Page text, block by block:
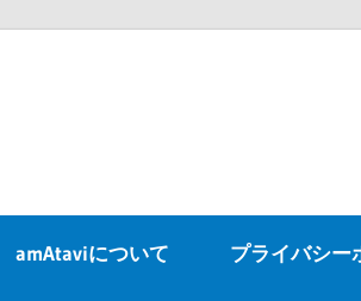
amAtaviについて プライバシー